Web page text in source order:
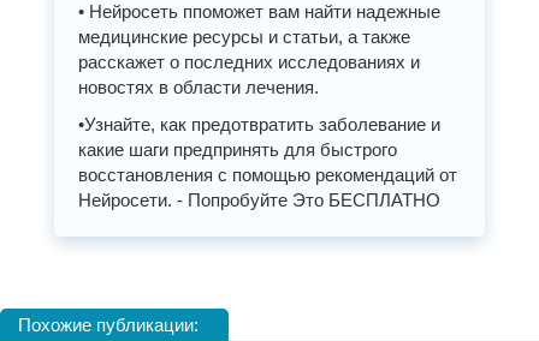
• Нейросеть ппоможет вам найти надежные
медицинские ресурсы и статьи, а также
расскажет о последних исследованиях и
новостях в области лечения.
•Узнайте, как предотвратить заболевание и
какие шаги предпринять для быстрого
восстановления с помощью рекомендаций от
Нейросети. - Попробуйте Это БЕСПЛАТНО
Похожие публикации: